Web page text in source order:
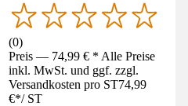
(0)
Preis — 74,99 € * Alle Preise
inkl. MwSt. und ggf. zzgl.
Versandkosten pro ST74,99
€*/ ST